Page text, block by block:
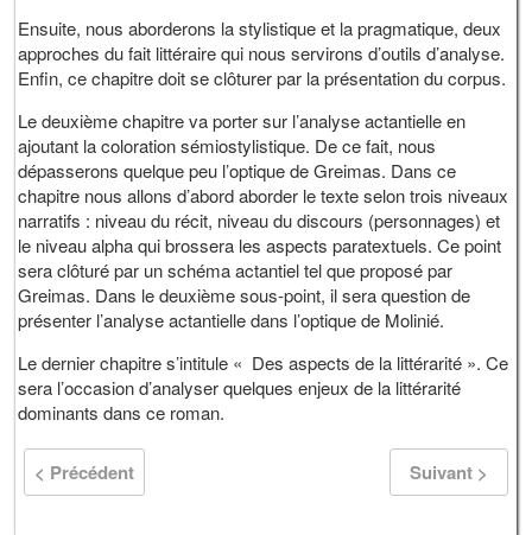
Ensuite, nous aborderons la stylistique et la pragmatique, deux
approches du fait littéraire qui nous servirons d’outils d’analyse.
Enfin, ce chapitre doit se clôturer par la présentation du corpus.
Le deuxième chapitre va porter sur l’analyse actantielle en
ajoutant la coloration sémiostylistique. De ce fait, nous
dépasserons quelque peu l’optique de Greimas. Dans ce
chapitre nous allons d’abord aborder le texte selon trois niveaux
narratifs : niveau du récit, niveau du discours (personnages) et
le niveau alpha qui brossera les aspects paratextuels. Ce point
sera clôturé par un schéma actantiel tel que proposé par
Greimas. Dans le deuxième sous-point, il sera question de
présenter l’analyse actantielle dans l’optique de Molinié.
Le dernier chapitre s’intitule « Des aspects de la littérarité ». Ce
sera l’occasion d’analyser quelques enjeux de la littérarité
dominants dans ce roman.
< Précédent Suivant >